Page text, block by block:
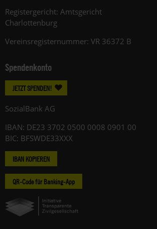
Registergericht: Amtsgericht
Charlottenburg
Vereinsregisternummer: VR 36372 B
Spendenkonto
JETZT SPENDEN!
SozialBank AG
IBAN: DE23 3702 0500 0008 0901 00
BIC: BFSWDE33XXX
IBAN KOPIEREN
QR-Code für Banking-App